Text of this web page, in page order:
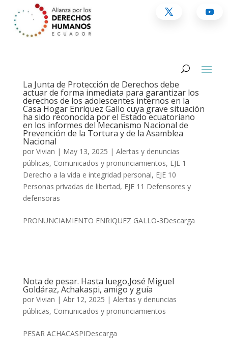
La Junta de Protección de Derechos debe
actuar de forma inmediata para garantizar los
derechos de los adolescentes internos en la
Casa Hogar Enríquez Gallo cuya grave situación
ha sido reconocida por el Estado ecuatoriano
en los informes del Mecanismo Nacional de
Prevención de la Tortura y de la Asamblea
Nacional
por Vivian | May 13, 2025 | Alertas y denuncias
públicas, Comunicados y pronunciamientos, EJE 1
Derecho a la vida e integridad personal, EJE 10
Personas privadas de libertad, EJE 11 Defensores y
defensoras
PRONUNCIAMIENTO ENRIQUEZ GALLO-3Descarga
Nota de pesar. Hasta luego,José Miguel
Goldáraz, Achakaspi, amigo y guía
por Vivian | Abr 12, 2025 | Alertas y denuncias
públicas, Comunicados y pronunciamientos
PESAR ACHACASPIDescarga